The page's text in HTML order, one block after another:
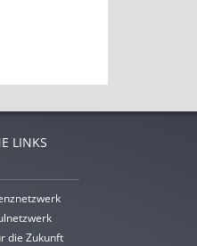
LINKS
die Zukunft